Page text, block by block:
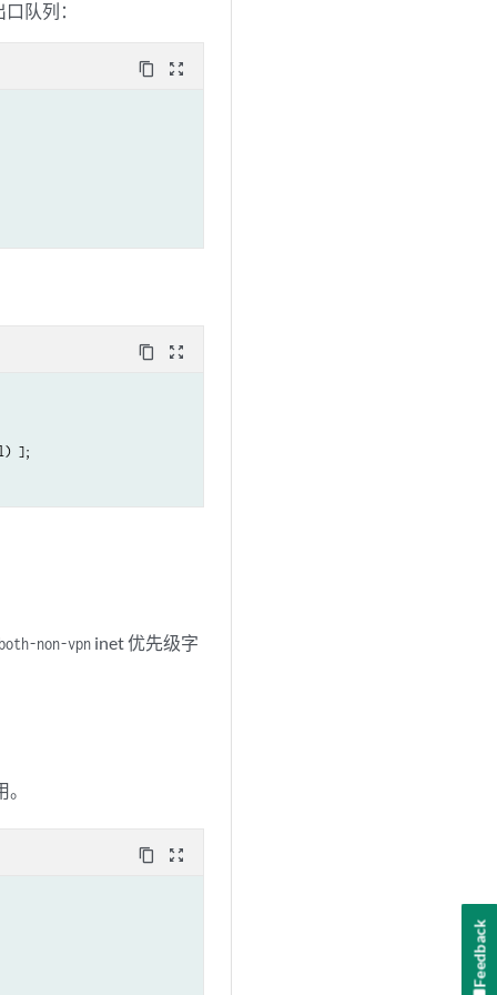
队列：
content_copy zoom_out_map
content_copy zoom_out_map
];
non-vpn inet 优先级字
content_copy zoom_out_map
Feedback